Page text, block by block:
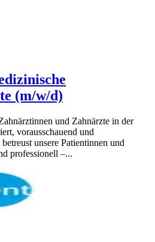
(m/w/d)
und Zahnärzte in der
vorausschauend und
unsere Patientinnen und
professionell –...